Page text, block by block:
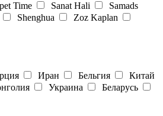
Time Sanat Hali
Samads
Shenghua
Zoz Kaplan
Иран Бельгия
Китай
Украина
Беларусь